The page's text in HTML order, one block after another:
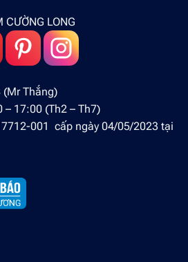
CƯỜNG LONG
Thắng)
17:00 (Th2 – Th7)
001 cấp ngày 04/05/2023 tại